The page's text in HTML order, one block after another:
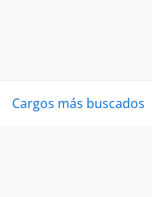
Cargos más buscados